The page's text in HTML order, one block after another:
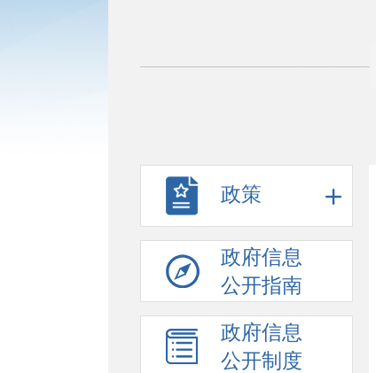
政策
政府信息
公开指南
政府信息
公开制度